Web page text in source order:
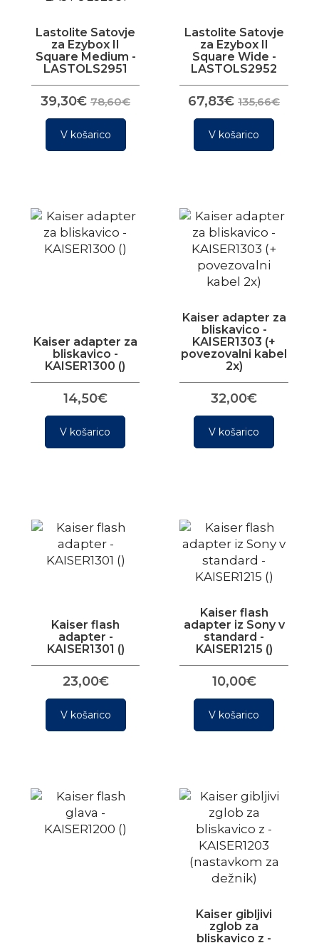
Lastolite Satovje
za Ezybox II
Square Medium -
LASTOLS2951
39,30€ 78,60€
V košarico
Lastolite Satovje
za Ezybox II
Square Wide -
LASTOLS2952
67,83€ 135,66€
V košarico
Kaiser adapter za
bliskavico -
KAISER1300 ()
14,50€
V košarico
Kaiser adapter za
bliskavico -
KAISER1303 (+
povezovalni kabel
2x)
32,00€
V košarico
Kaiser flash
adapter -
KAISER1301 ()
23,00€
V košarico
Kaiser flash
adapter iz Sony v
standard -
KAISER1215 ()
10,00€
V košarico
Kaiser gibljivi
zglob za
bliskavico z -